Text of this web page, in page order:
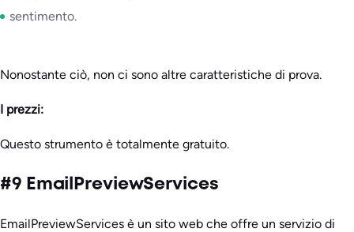
sentimento.
Nonostante ciò, non ci sono altre caratteristiche di prova.
I prezzi:
Questo strumento è totalmente gratuito.
#9 EmailPreviewServices
EmailPreviewServices è un sito web che offre un servizio di